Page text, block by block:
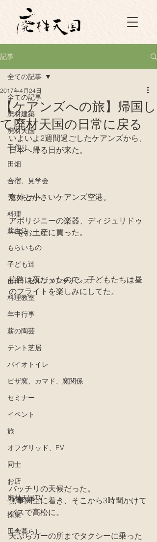
記事
全ての記事
廃材建築
廃材天国
手作り
田畑
合宿、見学会
天ぷらカー
料理
薪生活
もらいもの
子ども達
自作、セルフメンテナンス
料理教室
年中行事
薪の陶芸
テント芝居
バイオトイレ
ピザ窯、カマド、窯関係
セミナー
イベント
旅
オフグリッド、EV
同士
お店
廃材天国TV
採集
田舎暮らし
全ての記事
【ケアンズへの旅】帰国し
て廃材天国の日常に戻る
2017年4月24日
いよいよ2週間過ごしたケアンズから、
日本へ帰る日が来た。
意外と小さいケアンズ空港。
アボリジニーの楽器、ディジュリドゥ
ーをお土産に買った。
往路は夜だったので、子どもたちは昼
のフライトを楽しみにしてた。
バッチリの天候だった。
無事関空に着き、そこから3時間かけて
バスで高松に。
天ぷらカーの所までタクシーに乗った